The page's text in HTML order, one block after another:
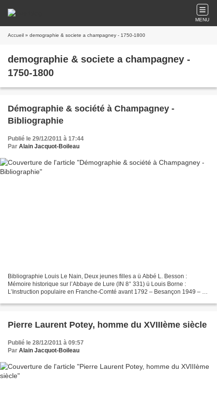
MENU
Accueil » demographie & societe a champagney - 1750-1800
demographie & societe a champagney -
1750-1800
Démographie & société à Champagney -
Bibliographie
Publié le 29/12/2011 à 17:44
Par Alain Jacquot-Boileau
Bibliographie Louis Le Nain, Deux jeunes filles a ü Abbé L. Besson :
Mémoire historique sur l’Abbaye de Lure (IN 8° 331) ü Louis Borne :
L’Instruction populaire en Franche-Comté avant 1792 – Besançon 1949 – (H
Pierre Laurent Potey, homme du XVIIIème siècle
Publié le 28/12/2011 à 09:57
Par Alain Jacquot-Boileau